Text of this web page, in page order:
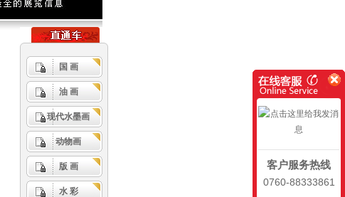
国 画
油 画
现代水墨画
动物画
版 画
水 彩
客户服务热线
0760-88333861